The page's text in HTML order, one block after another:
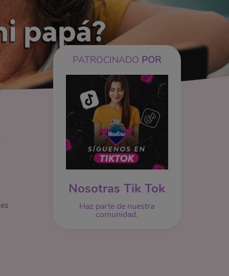
papá?
PATROCINADO POR
Nosotras Tik Tok
Haz parte de nuestra
comunidad.